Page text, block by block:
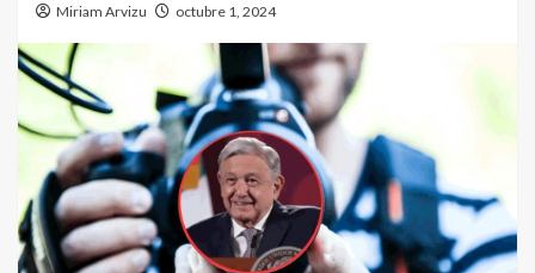
Miriam Arvizu octubre 1, 2024